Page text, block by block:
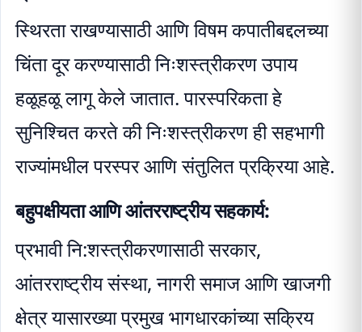
स्थिरता राखण्यासाठी आणि विषम कपातीबद्दलच्या
चिंता दूर करण्यासाठी निःशस्त्रीकरण उपाय
हळूहळू लागू केले जातात. पारस्परिकता हे
सुनिश्चित करते की निःशस्त्रीकरण ही सहभागी
राज्यांमधील परस्पर आणि संतुलित प्रक्रिया आहे.
बहुपक्षीयता आणि आंतरराष्ट्रीय सहकार्य:
प्रभावी नि:शस्त्रीकरणासाठी सरकार,
आंतरराष्ट्रीय संस्था, नागरी समाज आणि खाजगी
क्षेत्र यासारख्या प्रमुख भागधारकांच्या सक्रिय